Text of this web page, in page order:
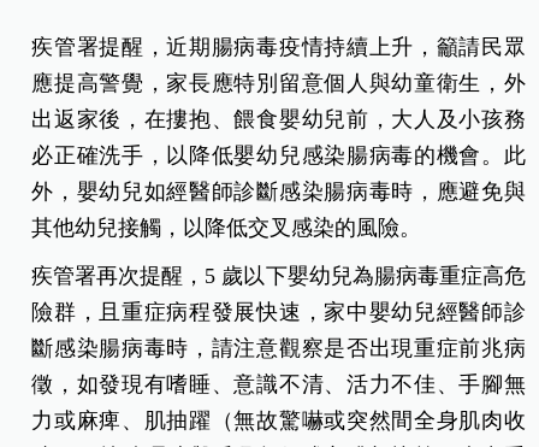
疾管署提醒，近期腸病毒疫情持續上升，籲請民眾
應提高警覺，家長應特別留意個人與幼童衛生，外
出返家後，在摟抱、餵食嬰幼兒前，大人及小孩務
必正確洗手，以降低嬰幼兒感染腸病毒的機會。此
外，嬰幼兒如經醫師診斷感染腸病毒時，應避免與
其他幼兒接觸，以降低交叉感染的風險。
疾管署再次提醒，5 歲以下嬰幼兒為腸病毒重症高危
險群，且重症病程發展快速，家中嬰幼兒經醫師診
斷感染腸病毒時，請注意觀察是否出現重症前兆病
徵，如發現有嗜睡、意識不清、活力不佳、手腳無
力或麻痺、肌抽躍（無故驚嚇或突然間全身肌肉收